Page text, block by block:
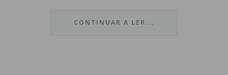
internacionais nas principais provas da modalidade
CONTINUAR A LER...